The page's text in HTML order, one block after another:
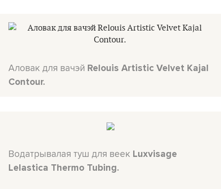
Аловак для вачэй Relouis Artistic Velvet Kajal
Contour.
Водатрывалая туш для веек Luxvisage
Lelastica Thermo Tubing.